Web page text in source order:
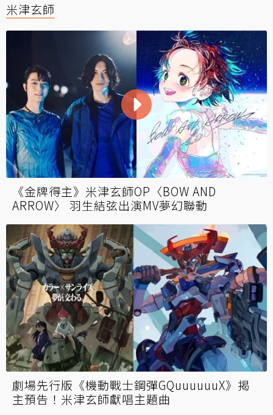
米津玄師
《金牌得主》米津玄師OP〈BOW AND
ARROW〉 羽生結弦出演MV夢幻聯動
劇場先行版《機動戰士鋼彈GQuuuuuuX》揭
主預告！米津玄師獻唱主題曲